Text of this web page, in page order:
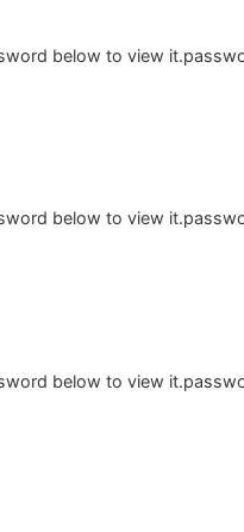
below to view
below to view
below to view